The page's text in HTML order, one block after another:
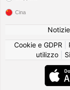
Cina
Notizie
Cookie e GDPR
utilizzo|